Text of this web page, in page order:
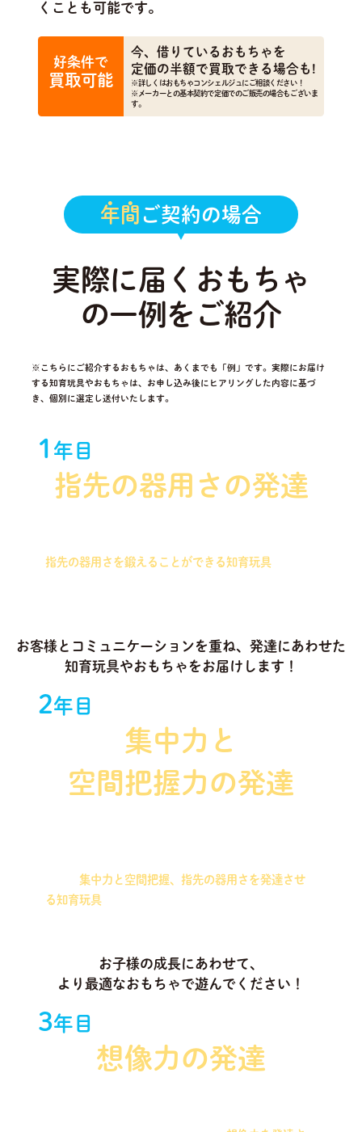
くことも可能です。
好条件で
買取可能
今、借りているおもちゃを
定価の半額で買取できる場合も!
※詳しくはおもちゃコンシェルジュにご相談ください！
※メーカーとの基本契約で定価でのご販売の場合もございま
す。
年間 ご契約の場合
実際に届くおもちゃ
の一例をご紹介
※こちらにご紹介するおもちゃは、あくまでも「例」です。実際にお届け
する知育玩具やおもちゃは、
お申し込み後にヒアリングした内容に基づ
き、個別に選定し送付いたします。
1 年目
指先の器用さの発達
指先の器用さを鍛えることができる知育玩具
お客様とコミュニケーションを重ね、発達にあわせた
知育玩具やおもちゃをお届けします！
2年目
集中力と
空間把握力の発達
集中力と空間把握、指先の器用さを発達させ
る知育玩具
お子様の成長にあわせて、
より最適なおもちゃで遊んでください！
3年目
想像力の発達